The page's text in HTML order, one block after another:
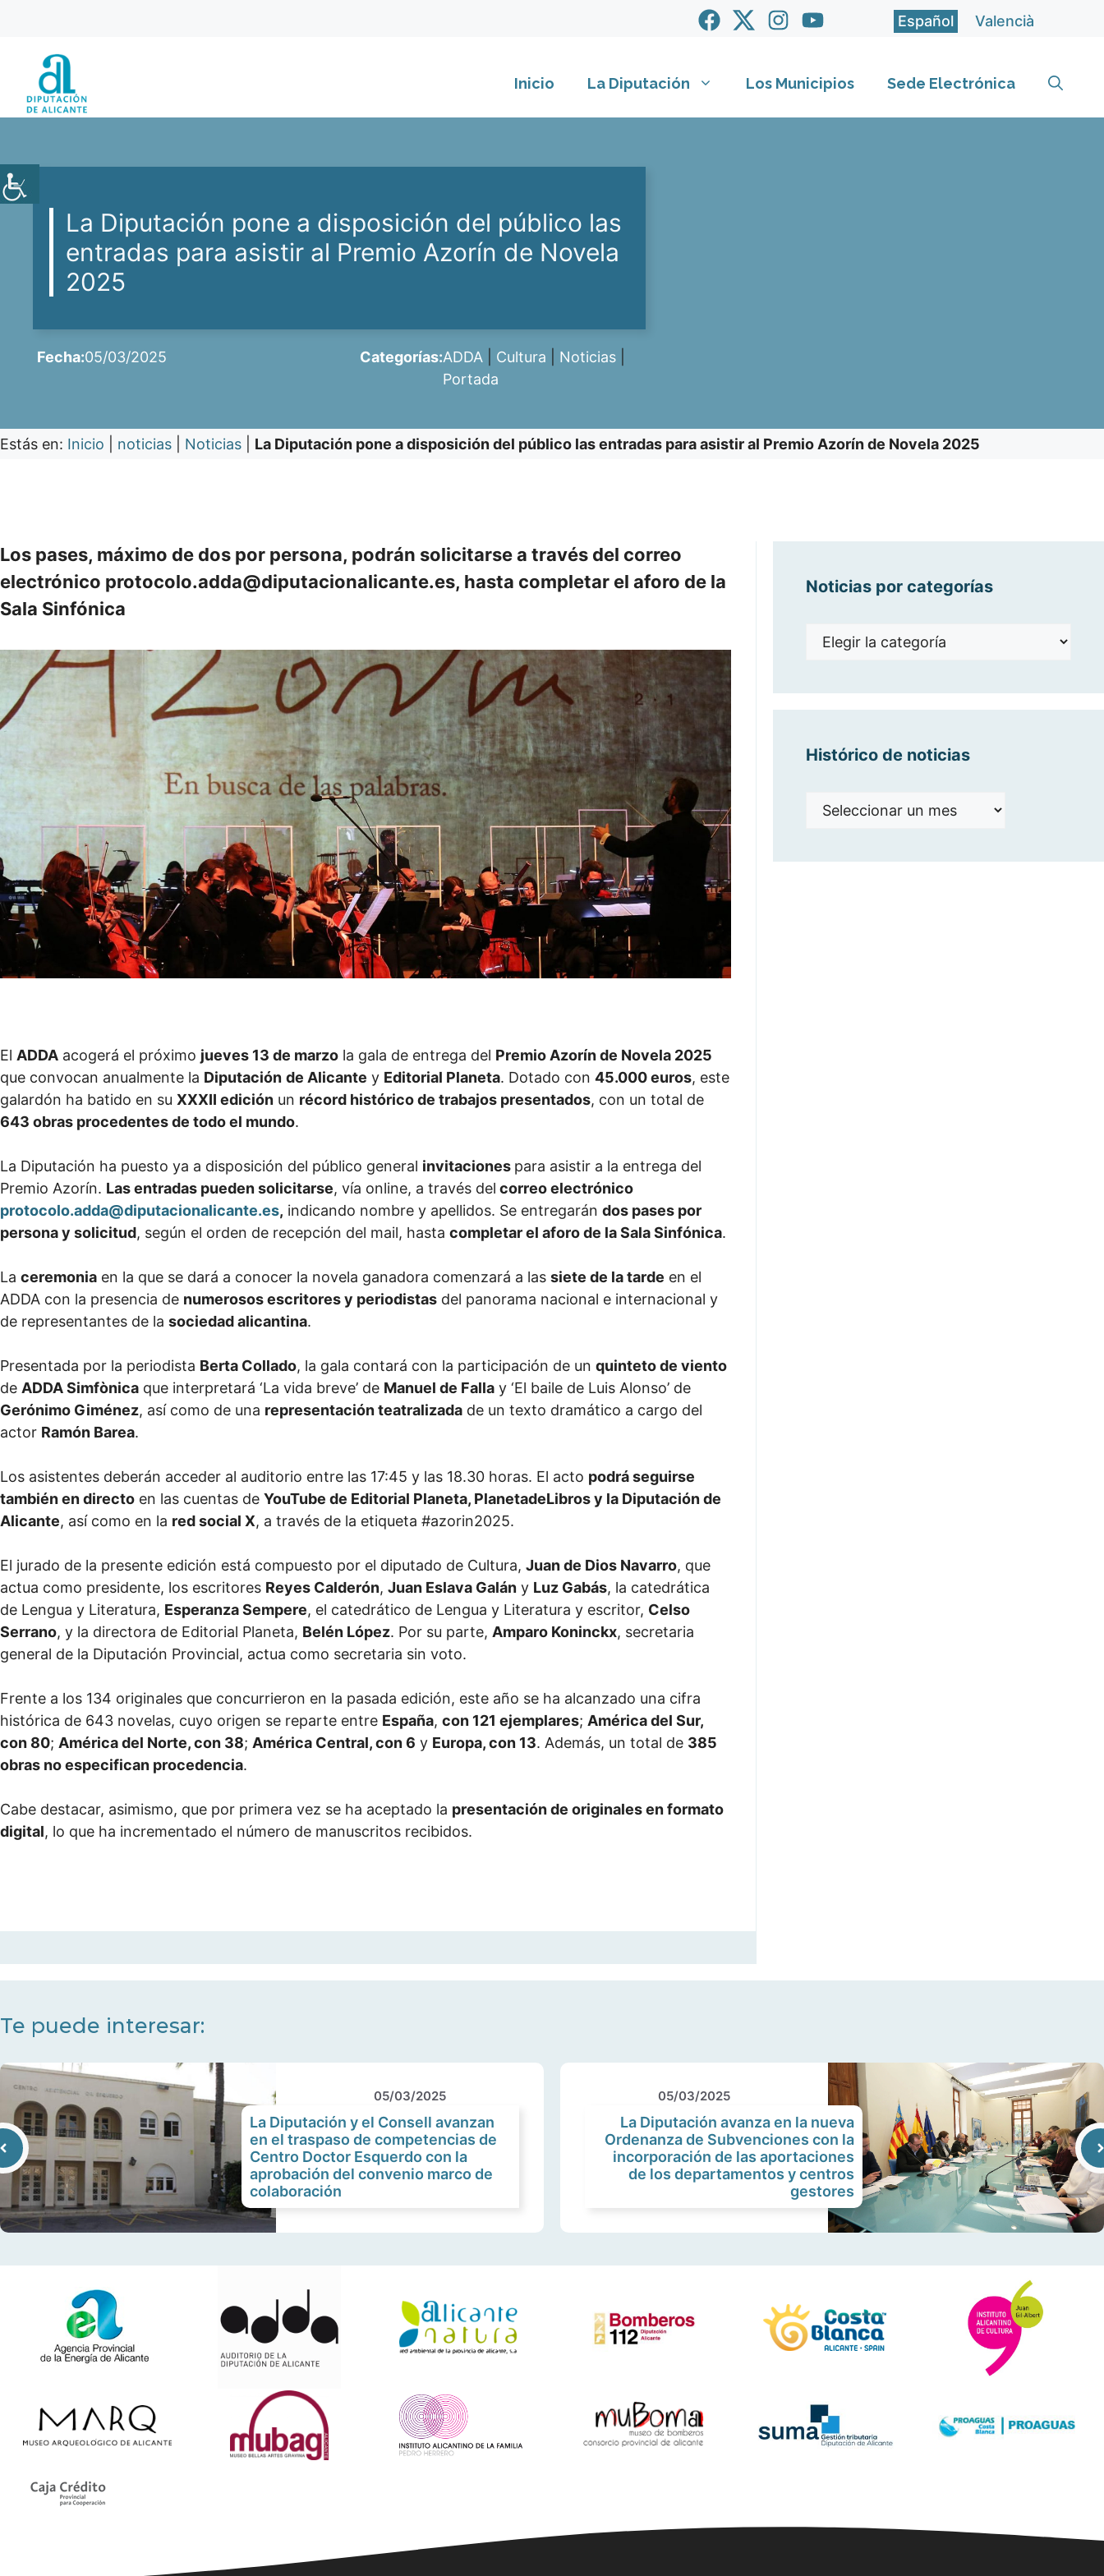
contenido
Español Valencià
Inicio La Diputación Los Municipios Sede Electrónica
La Diputación pone a disposición del público las
entradas para asistir al Premio Azorín de Novela
2025
Fecha:05/03/2025 Categorías:ADDA Cultura Noticias
Portada
Estás en: Inicio noticias Noticias La Diputación pone a disposición del público las entradas para asistir al Premio Azorín de Novela 2025
Los pases, máximo de dos por persona, podrán solicitarse a través del correo
electrónico protocolo.adda@diputacionalicante.es, hasta completar el aforo de la
Sala Sinfónica
El ADDA acogerá el próximo jueves 13 de marzo la gala de entrega del Premio Azorín de Novela 2025
que convocan anualmente la Diputación de Alicante y Editorial Planeta. Dotado con 45.000 euros, este
galardón ha batido en su XXXII edición un récord histórico de trabajos presentados, con un total de
643 obras procedentes de todo el mundo.
La Diputación ha puesto ya a disposición del público general invitaciones para asistir a la entrega del
Premio Azorín. Las entradas pueden solicitarse, vía online, a través del correo electrónico
protocolo.adda@diputacionalicante.es, indicando nombre y apellidos. Se entregarán dos pases por
persona y solicitud, según el orden de recepción del mail, hasta completar el aforo de la Sala Sinfónica.
La ceremonia en la que se dará a conocer la novela ganadora comenzará a las siete de la tarde en el
ADDA con la presencia de numerosos escritores y periodistas del panorama nacional e internacional y
de representantes de la sociedad alicantina.
Presentada por la periodista Berta Collado, la gala contará con la participación de un quinteto de viento
de ADDA Simfònica que interpretará ‘La vida breve’ de Manuel de Falla y ‘El baile de Luis Alonso’ de
Gerónimo Giménez, así como de una representación teatralizada de un texto dramático a cargo del
actor Ramón Barea.
Los asistentes deberán acceder al auditorio entre las 17:45 y las 18.30 horas. El acto podrá seguirse
también en directo en las cuentas de YouTube de Editorial Planeta, PlanetadeLibros y la Diputación de
Alicante, así como en la red social X, a través de la etiqueta #azorin2025.
El jurado de la presente edición está compuesto por el diputado de Cultura, Juan de Dios Navarro, que
actua como presidente, los escritores Reyes Calderón, Juan Eslava Galán y Luz Gabás, la catedrática
de Lengua y Literatura, Esperanza Sempere, el catedrático de Lengua y Literatura y escritor, Celso
Serrano, y la directora de Editorial Planeta, Belén López. Por su parte, Amparo Koninckx, secretaria
general de la Diputación Provincial, actua como secretaria sin voto.
Frente a los 134 originales que concurrieron en la pasada edición, este año se ha alcanzado una cifra
histórica de 643 novelas, cuyo origen se reparte entre España, con 121 ejemplares; América del Sur,
con 80; América del Norte, con 38; América Central, con 6 y Europa, con 13. Además, un total de 385
obras no especifican procedencia.
Cabe destacar, asimismo, que por primera vez se ha aceptado la presentación de originales en formato
digital, lo que ha incrementado el número de manuscritos recibidos.
Noticias por categorías
Noticias
Histórico de noticias
Histórico
Te puede interesar:
05/03/2025
La Diputación y el Consell avanzan
en el traspaso de competencias de
Centro Doctor Esquerdo con la
aprobación del convenio marco de
colaboración
05/03/2025
La Diputación avanza en la nueva
Ordenanza de Subvenciones con la
incorporación de las aportaciones
de los departamentos y centros
gestores